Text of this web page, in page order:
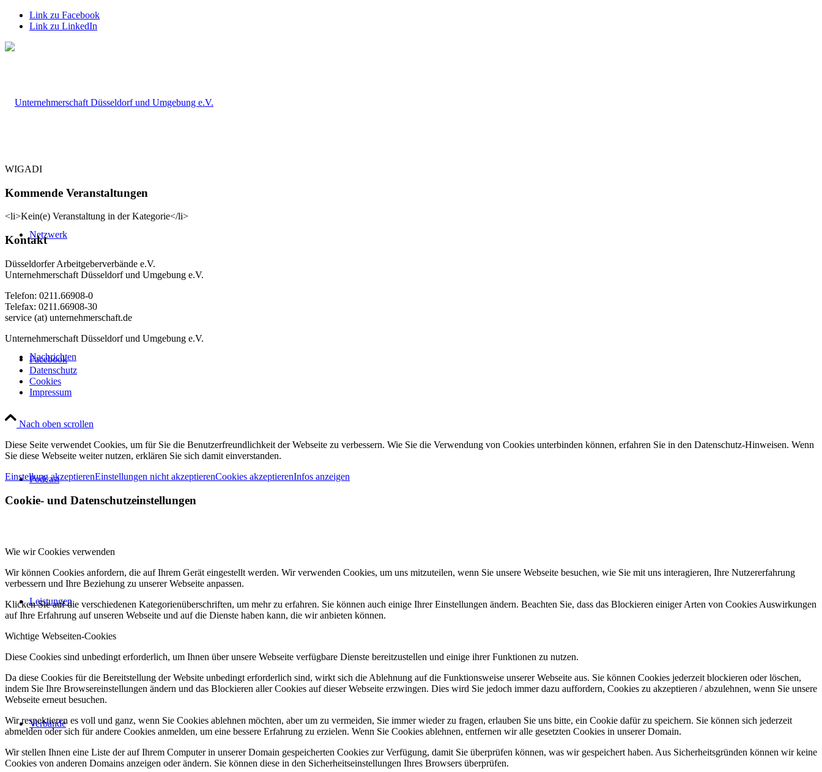
Link zu Facebook
Link zu LinkedIn
Netzwerk
Nachrichten
Podcast
Leistungen
Verbände
WIGADI
Kommende Veranstaltungen
<li>Kein(e) Veranstaltung in der Kategorie</li>
Kontakt
Düsseldorfer Arbeitgeberverbände e.V.
Unternehmerschaft Düsseldorf und Umgebung e.V.
Telefon: 0211.66908-0
Telefax: 0211.66908-30
service (at) unternehmerschaft.de
Unternehmerschaft Düsseldorf und Umgebung e.V.
Facebook
Datenschutz
Cookies
Impressum
Nach oben scrollen
Diese Seite verwendet Cookies, um für Sie die Benutzerfreundlichkeit der Webseite zu verbessern. Wie Sie die Verwendung von Cookies unterbinden können, erfahren Sie in den Datenschutz-Hinweisen. Wenn
Sie diese Webseite weiter nutzen, erklären Sie sich damit einverstanden.
Einstellung akzeptierenEinstellungen nicht akzeptierenCookies akzeptierenInfos anzeigen
Cookie- und Datenschutzeinstellungen
Wie wir Cookies verwenden
Wir können Cookies anfordern, die auf Ihrem Gerät eingestellt werden. Wir verwenden Cookies, um uns mitzuteilen, wenn Sie unsere Webseite besuchen, wie Sie mit uns interagieren, Ihre Nutzererfahrung
verbessern und Ihre Beziehung zu unserer Webseite anpassen.
Klicken Sie auf die verschiedenen Kategorienüberschriften, um mehr zu erfahren. Sie können auch einige Ihrer Einstellungen ändern. Beachten Sie, dass das Blockieren einiger Arten von Cookies Auswirkungen
auf Ihre Erfahrung auf unseren Webseite und auf die Dienste haben kann, die wir anbieten können.
Wichtige Webseiten-Cookies
Diese Cookies sind unbedingt erforderlich, um Ihnen über unsere Webseite verfügbare Dienste bereitzustellen und einige ihrer Funktionen zu nutzen.
Da diese Cookies für die Bereitstellung der Website unbedingt erforderlich sind, wirkt sich die Ablehnung auf die Funktionsweise unserer Webseite aus. Sie können Cookies jederzeit blockieren oder löschen,
indem Sie Ihre Browsereinstellungen ändern und das Blockieren aller Cookies auf dieser Webseite erzwingen. Dies wird Sie jedoch immer dazu auffordern, Cookies zu akzeptieren / abzulehnen, wenn Sie unsere
Webseite erneut besuchen.
Wir respektieren es voll und ganz, wenn Sie Cookies ablehnen möchten, aber um zu vermeiden, Sie immer wieder zu fragen, erlauben Sie uns bitte, ein Cookie dafür zu speichern. Sie können sich jederzeit
abmelden oder sich für andere Cookies anmelden, um eine bessere Erfahrung zu erzielen. Wenn Sie Cookies ablehnen, entfernen wir alle gesetzten Cookies in unserer Domain.
Wir stellen Ihnen eine Liste der auf Ihrem Computer in unserer Domain gespeicherten Cookies zur Verfügung, damit Sie überprüfen können, was wir gespeichert haben. Aus Sicherheitsgründen können wir keine
Cookies von anderen Domains anzeigen oder ändern. Sie können diese in den Sicherheitseinstellungen Ihres Browsers überprüfen.